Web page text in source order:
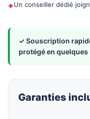
+Un conseiller dédié
✓ Souscription
protégé en quelques
Garanties